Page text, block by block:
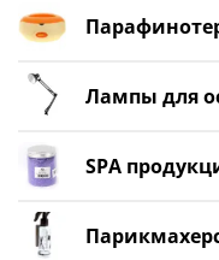
Лампы для
SPA